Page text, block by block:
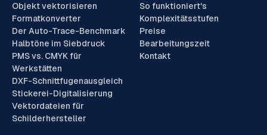
Objekt vektorisieren
Formatkonverter
Der Auto-Trace-Benchmark
Halbtöne im Siebdruck
PMS vs. CMYK für
Werkstätten
DXF-Schnittfugenausgleich
Stickerei-Digitalisierung
Vektordateien für
Schilderhersteller
So funktioniert's
Komplexitätsstufen
Preise
Bearbeitungszeit
Kontakt